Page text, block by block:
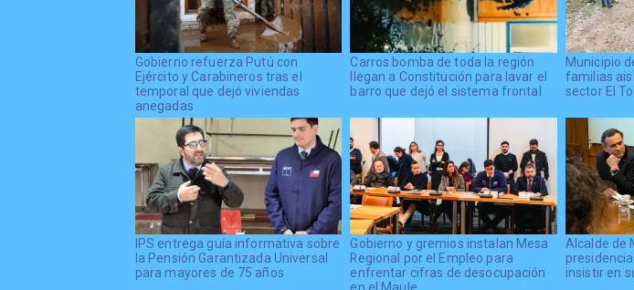
Gobierno refuerza Putú con
Ejército y Carabineros tras el
temporal que dejó viviendas
anegadas
Carros bomba de toda la región
llegan a Constitución para lavar el
barro que dejó el sistema frontal
Municipio
familias
sector El
IPS entrega guía informativa sobre
la Pensión Garantizada Universal
para mayores de 75 años
Gobierno y gremios instalan Mesa
Regional por el Empleo para
enfrentar cifras de desocupación
Alcalde de
insistir en